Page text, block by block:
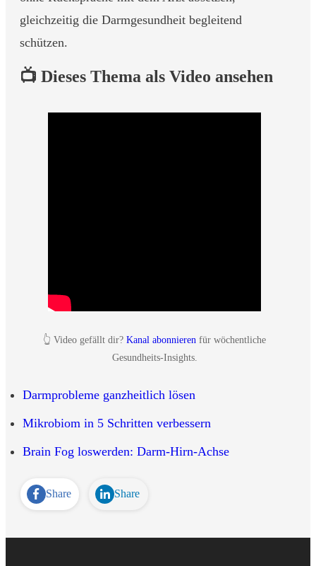
gleichzeitig die Darmgesundheit begleitend
schützen.
📺 Dieses Thema als Video ansehen
👆 Video gefällt dir? Kanal abonnieren für wöchentliche
Gesundheits-Insights.
Darmprobleme ganzheitlich lösen
Mikrobiom in 5 Schritten verbessern
Brain Fog loswerden: Darm-Hirn-Achse
Share Share